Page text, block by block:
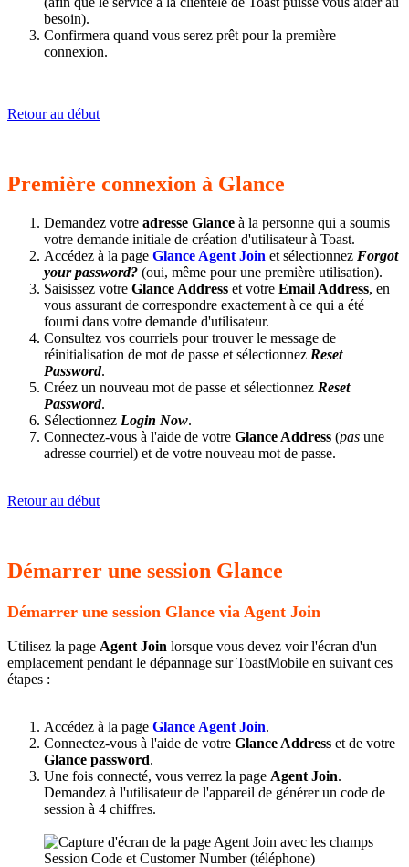
besoin).
Confirmera quand vous serez prêt pour la première
connexion.
Retour au début
Première connexion à Glance
Demandez votre adresse Glance à la personne qui a soumis
votre demande initiale de création d'utilisateur à Toast.
Accédez à la page Glance Agent Join et sélectionnez Forgot
your password? (oui, même pour une première utilisation).
Saisissez votre Glance Address et votre Email Address, en
vous assurant de correspondre exactement à ce qui a été
fourni dans votre demande d'utilisateur.
Consultez vos courriels pour trouver le message de
réinitialisation de mot de passe et sélectionnez Reset
Password.
Créez un nouveau mot de passe et sélectionnez Reset
Password.
Sélectionnez Login Now.
Connectez-vous à l'aide de votre Glance Address (pas une
adresse courriel) et de votre nouveau mot de passe.
Retour au début
Démarrer une session Glance
Démarrer une session Glance via Agent Join
Utilisez la page Agent Join lorsque vous devez voir l'écran d'un
emplacement pendant le dépannage sur ToastMobile en suivant ces
étapes :
Accédez à la page Glance Agent Join.
Connectez-vous à l'aide de votre Glance Address et de votre
Glance password.
Une fois connecté, vous verrez la page Agent Join.
Demandez à l'utilisateur de l'appareil de générer un code de
session à 4 chiffres.